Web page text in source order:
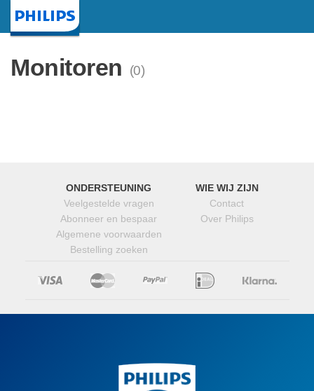
Monitoren (0)
ONDERSTEUNING
Veelgestelde vragen
Abonneer en bespaar
Algemene voorwaarden
Bestelling zoeken
WIE WIJ ZIJN
Contact
Over Philips